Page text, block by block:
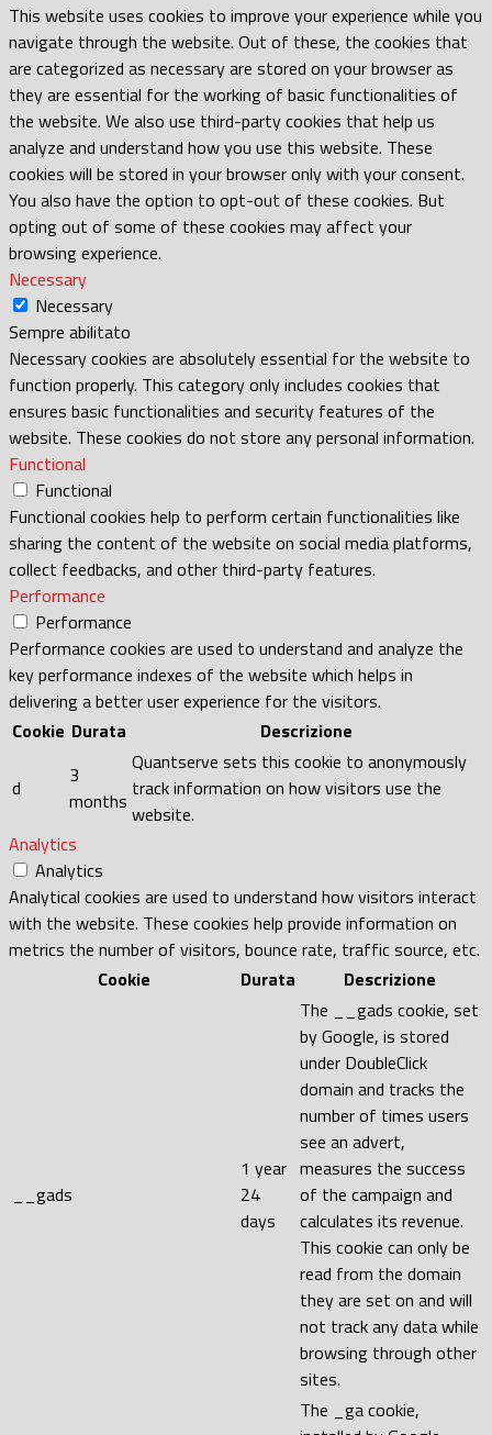
This website uses cookies to improve your experience while you
navigate through the website. Out of these, the cookies that
are categorized as necessary are stored on your browser as
they are essential for the working of basic functionalities of
the website. We also use third-party cookies that help us
analyze and understand how you use this website. These
cookies will be stored in your browser only with your consent.
You also have the option to opt-out of these cookies. But
opting out of some of these cookies may affect your
browsing experience.
Necessary
Necessary
Sempre abilitato
Necessary cookies are absolutely essential for the website to
function properly. This category only includes cookies that
ensures basic functionalities and security features of the
website. These cookies do not store any personal information.
Functional
Functional
Functional cookies help to perform certain functionalities like
sharing the content of the website on social media platforms,
collect feedbacks, and other third-party features.
Performance
Performance
Performance cookies are used to understand and analyze the
key performance indexes of the website which helps in
delivering a better user experience for the visitors.
Cookie Durata Descrizione
d
3
months
Quantserve sets this cookie to anonymously
track information on how visitors use the
website.
Analytics
Analytics
Analytical cookies are used to understand how visitors interact
with the website. These cookies help provide information on
metrics the number of visitors, bounce rate, traffic source, etc.
Cookie
Durata Descrizione
__gads
1 year
24
days
The __gads cookie, set
by Google, is stored
under DoubleClick
domain and tracks the
number of times users
see an advert,
measures the success
of the campaign and
calculates its revenue.
This cookie can only be
read from the domain
they are set on and will
not track any data while
browsing through other
sites.
The _ga cookie,